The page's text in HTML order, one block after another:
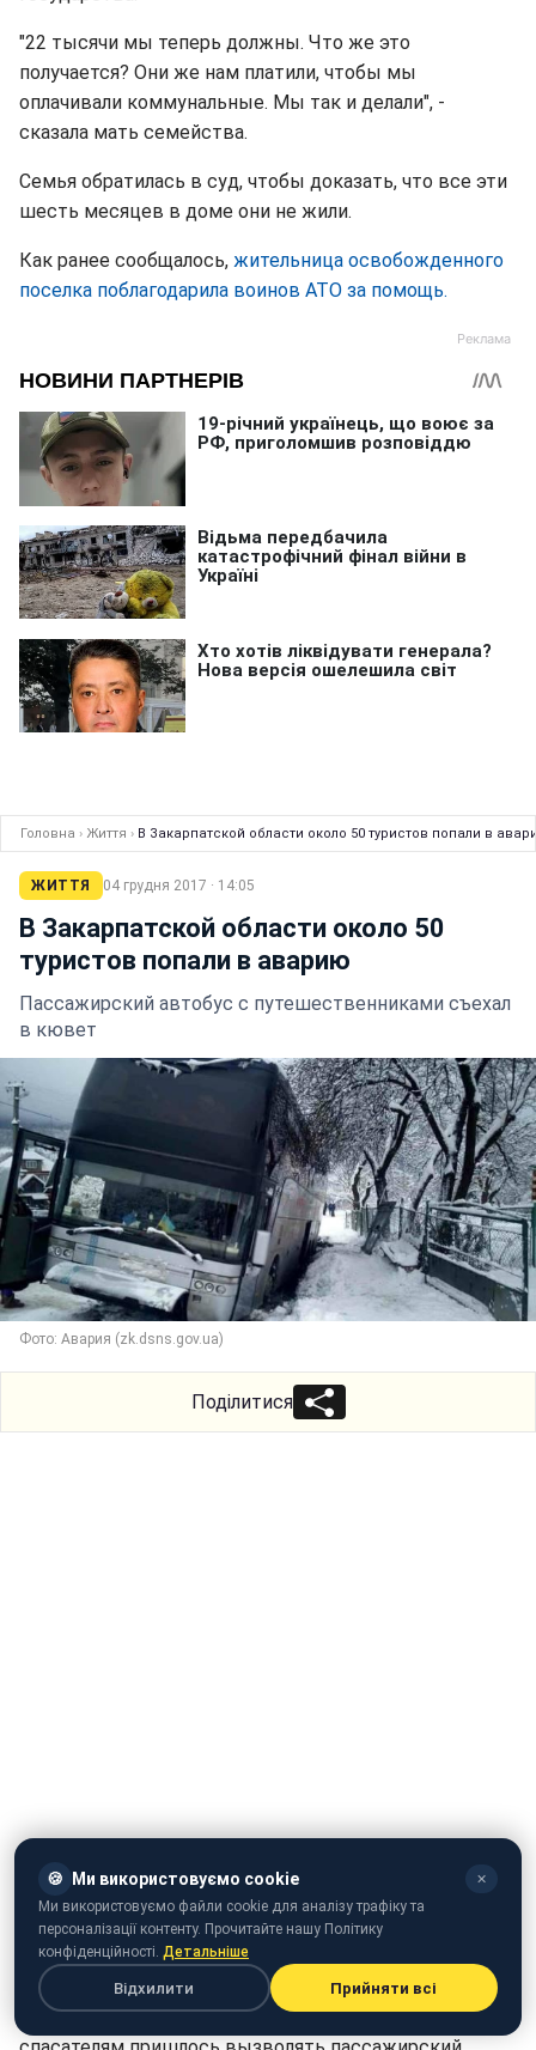
"22 тысячи мы теперь должны. Что же это
получается? Они же нам платили, чтобы мы
оплачивали коммунальные. Мы так и делали", -
сказала мать семейства.
Семья обратилась в суд, чтобы доказать, что все эти
шесть месяцев в доме они не жили.
Как ранее сообщалось, жительница освобожденного
поселка поблагодарила воинов АТО за помощь.
Головна › Життя › В Закарпатской области около 50 туристов попали в
ЖИТТЯ 04 грудня 2017 · 14:05
В Закарпатской области около 50
туристов попали в аварию
Пассажирский автобус с путешественниками съехал
в кювет
Фото: Авария (zk.dsns.gov.ua)
Поділитися
В Воловецком районе Закарпатской области
🍪 Ми використовуємо cookie ✕
Ми використовуємо файли cookie для аналізу трафіку та
персоналізації контенту. Прочитайте нашу Політику
конфіденційності. Детальніше
Відхилити Прийняти всі